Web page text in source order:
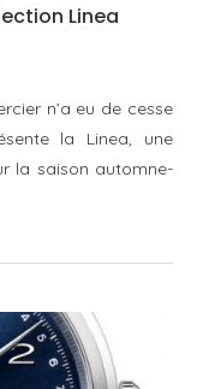
Linea
n’a eu de cesse
la Linea, une
la saison automne-